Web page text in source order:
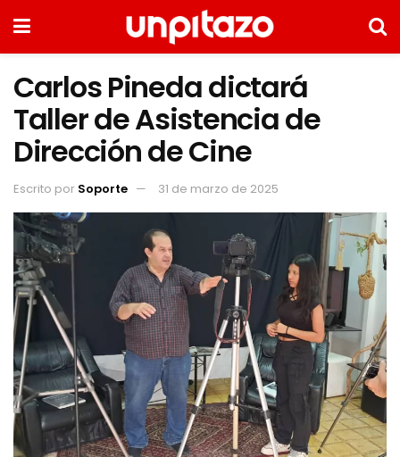
Carlos Pineda dictará
Taller de Asistencia de
Dirección de Cine
Escrito por Soporte 31 de marzo de 2025